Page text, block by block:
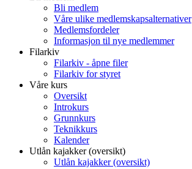
Bli medlem
Våre ulike medlemskapsalternativer
Medlemsfordeler
Informasjon til nye medlemmer
Filarkiv
Filarkiv - åpne filer
Filarkiv for styret
Våre kurs
Oversikt
Introkurs
Grunnkurs
Teknikkurs
Kalender
Utlån kajakker (oversikt)
Utlån kajakker (oversikt)